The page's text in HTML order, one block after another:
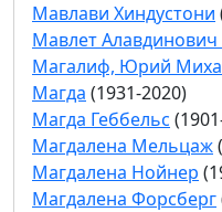
Мавлави Хиндустони
Мавлет
Магалиф, Юрий
Магда (1931-2020)
Магда Геббельс
Магдалена Мельцаж
Магдалена Нойнер
Магдалена Форсберг